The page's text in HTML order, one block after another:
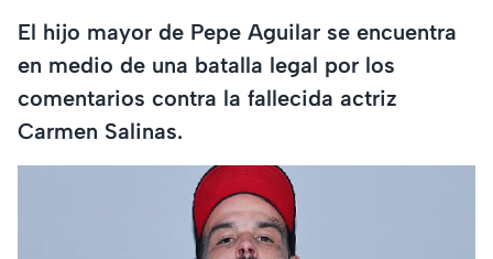
El hijo mayor de Pepe Aguilar se encuentra
en medio de una batalla legal por los
comentarios contra la fallecida actriz
Carmen Salinas.